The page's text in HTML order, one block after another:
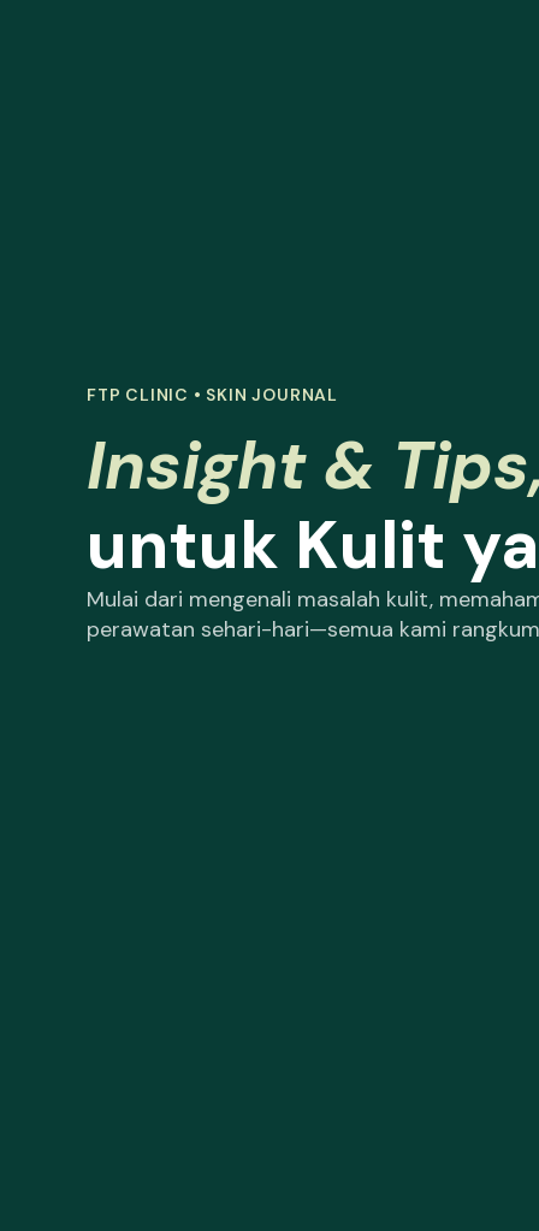
FTP CLINIC • SKIN JOURNAL
Insight &
untuk Kulit
Mulai dari mengenali masalah kulit,
perawatan sehari-hari—semua kami